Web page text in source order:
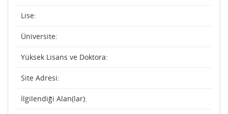
Lise:
Üniversite:
Yüksek Lisans ve Doktora:
Site Adresi:
İlgilendiği Alan(lar):